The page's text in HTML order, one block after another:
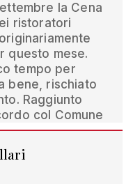
la Cena
ristoratori
questo mese.
tempo per
bene, rischiato
Raggiunto
col Comune